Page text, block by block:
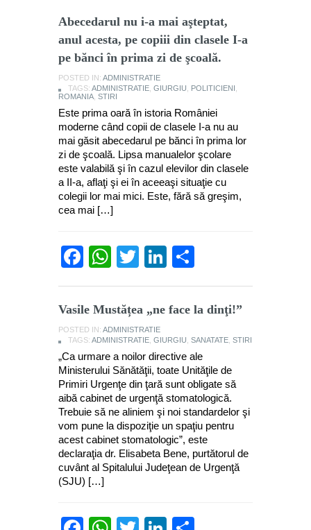
Abecedarul nu i-a mai aşteptat,
anul acesta, pe copiii din clasele I-a
pe bănci în prima zi de şcoală.
POSTED IN: ADMINISTRATIE
TAGS: ADMINISTRATIE GIURGIU POLITICIENI
ROMANIA STIRI
Este prima oară în istoria României
moderne când copii de clasele I-a nu au
mai găsit abecedarul pe bănci în prima lor
zi de şcoală. Lipsa manualelor şcolare
este valabilă şi în cazul elevilor din clasele
a II-a, aflaţi şi ei în aceeaşi situaţie cu
colegii lor mai mici. Este, fără să greşim,
cea mai […]
Facebook
WhatsApp
TwitterLinkedIn
Vasile Mustățea „ne face la dinţi!”
POSTED IN: ADMINISTRATIE
TAGS: ADMINISTRATIE GIURGIU SANATATE STIRI
„Ca urmare a noilor directive ale
Ministerului Sănătăţii, toate Unităţile de
Primiri Urgenţe din ţară sunt obligate să
aibă cabinet de urgenţă stomatologică.
Trebuie să ne aliniem şi noi standardelor şi
vom pune la dispoziţie un spaţiu pentru
acest cabinet stomatologic”, este
declaraţia dr. Elisabeta Bene, purtătorul de
cuvânt al Spitalului Judeţean de Urgenţă
(SJU) […]